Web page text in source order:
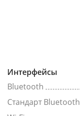
Интерфейсы
Bluetooth
Стандарт Bluetooth